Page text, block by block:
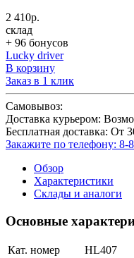
2 410р.
склад
+ 96 бонусов
Lucky driver
В корзину
Заказ в 1 клик
Самовывоз:
Доставка курьером:
Бесплатная доставка: От
Закажите по телефону: 8-
Обзор
Характеристики
Склады и аналоги
Основные
Кат. номер
HL407